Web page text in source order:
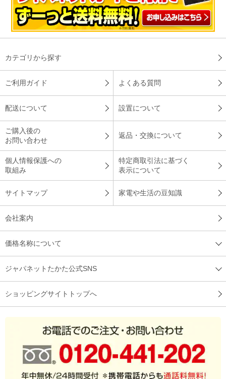
カテゴリから探す
ご利用ガイド よくある質問
配送について 設置について
ご購入後の
お問い合わせ
返品・交換について
個人情報保護への
取組み
特定商取引法に基づく
表示について
サイトマップ 家電や生活の豆知識
会社案内
価格名称について
ジャパネットたかた公式SNS
ショッピングサイトトップへ